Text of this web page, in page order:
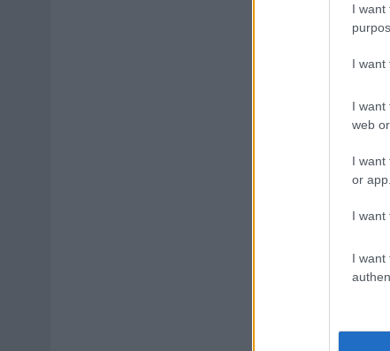
I want
I want
I want
web
I want
or app.
I want
I want